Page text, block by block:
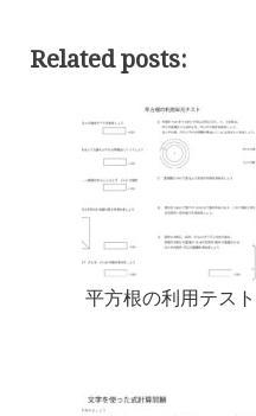
Related posts:
平方根の利用テスト